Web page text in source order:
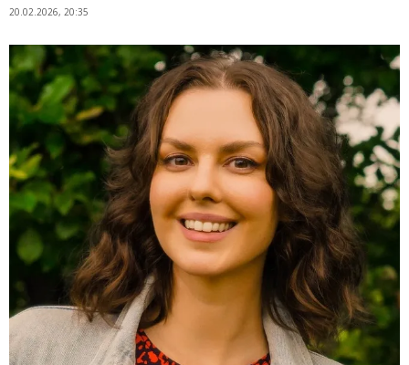
20.02.2026, 20:35